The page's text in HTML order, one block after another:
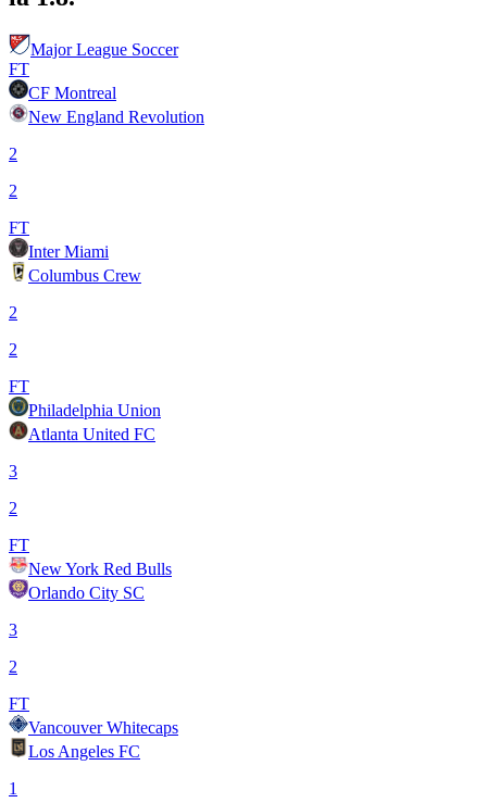
Major League Soccer
FT
CF Montreal
New England Revolution
2
2
FT
Inter Miami
Columbus Crew
2
2
FT
Philadelphia Union
Atlanta United FC
3
2
FT
New York Red Bulls
Orlando City SC
3
2
FT
Vancouver Whitecaps
Los Angeles FC
1